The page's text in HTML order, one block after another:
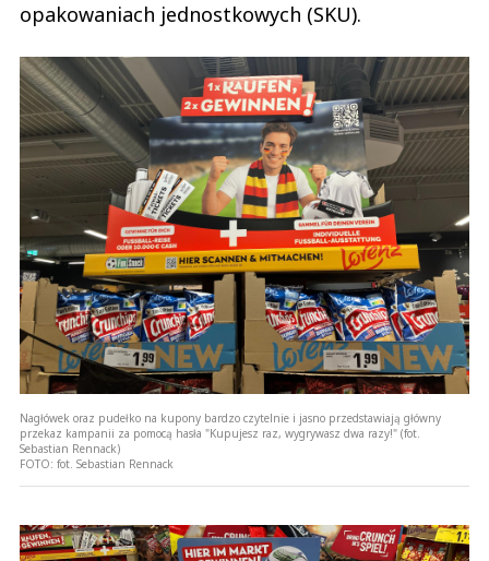
opakowaniach jednostkowych (SKU).
Nagłówek oraz pudełko na kupony bardzo czytelnie i jasno przedstawiają główny
przekaz kampanii za pomocą hasła "Kupujesz raz, wygrywasz dwa razy!" (fot.
Sebastian Rennack)
FOTO: fot. Sebastian Rennack